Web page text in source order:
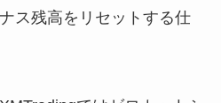
ス残高をリセットする仕